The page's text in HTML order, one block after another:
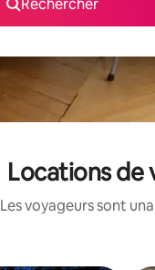
Rechercher
Locations de
Les voyageurs sont